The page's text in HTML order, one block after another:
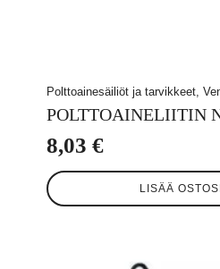
Polttoainesäiliöt ja tarvikkeet,
POLTTOAINELIITIN
8,03 €
LISÄÄ